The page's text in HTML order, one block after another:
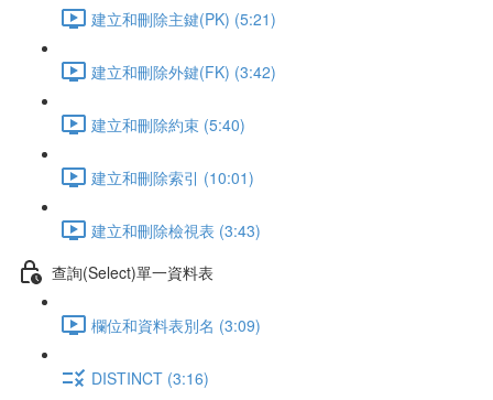
建立和刪除主鍵(PK) (5:21)
建立和刪除外鍵(FK) (3:42)
建立和刪除約束 (5:40)
建立和刪除索引 (10:01)
建立和刪除檢視表 (3:43)
查詢(Select)單一資料表
欄位和資料表別名 (3:09)
DISTINCT (3:16)